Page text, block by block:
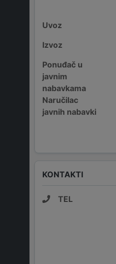
Uvoz
Izvoz
Ponuđač u
javnim
nabavkama
Naručilac
javnih nabavki
KONTAKTI
TEL